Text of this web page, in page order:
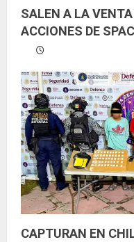
SALEN A LA
ACCIONES DE
CAPTURAN EN